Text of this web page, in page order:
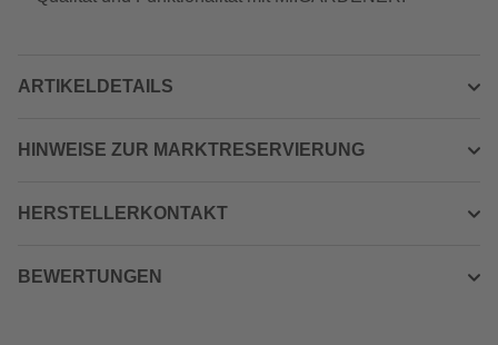
ARTIKELDETAILS
HINWEISE ZUR MARKTRESERVIERUNG
HERSTELLERKONTAKT
BEWERTUNGEN